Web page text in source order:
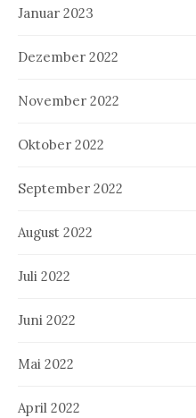
Januar 2023
Dezember 2022
November 2022
Oktober 2022
September 2022
August 2022
Juli 2022
Juni 2022
Mai 2022
April 2022